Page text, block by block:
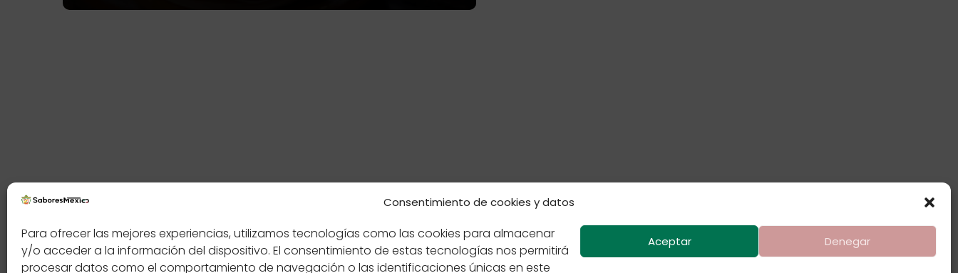
Consentimiento de cookies y datos
Para ofrecer las mejores experiencias, utilizamos tecnologías como las cookies para almacenar
y/o acceder a la información del dispositivo. El consentimiento de estas tecnologías nos permitirá
procesar datos como el comportamiento de navegación o las identificaciones únicas en este
Aceptar Denegar
Contáctenos Política de cookies Políticas de Privacidad Sabores de México